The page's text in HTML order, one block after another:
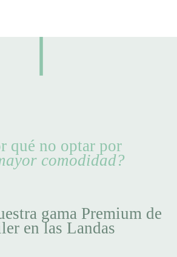
qué no optar por
comodidad?
gama Premium de
en las Landas